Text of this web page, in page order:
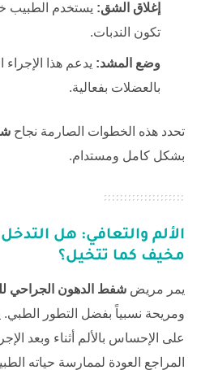
إغلاق الشق: يستخدم الطبيب
تكون الندبات.
وضع المشد: يدعم هذا
بالعضلات بفعالية.
تحدد هذه الخطوات الصارمة نجاح
بشكل كامل ومستدام.
الألم والتعافي: هل
مخيف كما تتخيل؟
يمر مريض شفط الدهون الجراحي
ومريحة نسبياً بفضل التطور
على الإحساس بالألم أثناء وبعد
المراجع العودة لممارسة حياته